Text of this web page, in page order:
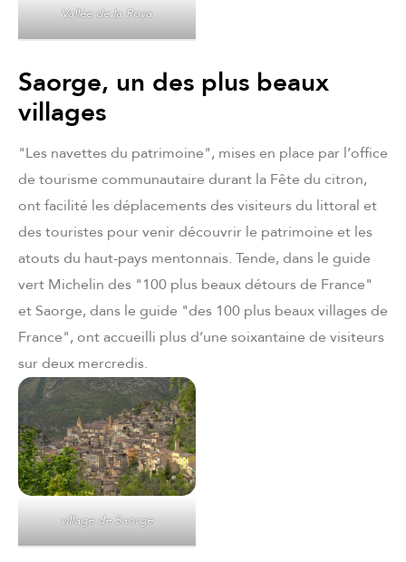
Vallée de la Roya
Saorge, un des plus beaux
villages
"Les navettes du patrimoine", mises en place par l’office
de tourisme communautaire durant la Fête du citron,
ont facilité les déplacements des visiteurs du littoral et
des touristes pour venir découvrir le patrimoine et les
atouts du haut-pays mentonnais. Tende, dans le guide
vert Michelin des "100 plus beaux détours de France"
et Saorge, dans le guide "des 100 plus beaux villages de
France", ont accueilli plus d’une soixantaine de visiteurs
sur deux mercredis.
village de Saorge